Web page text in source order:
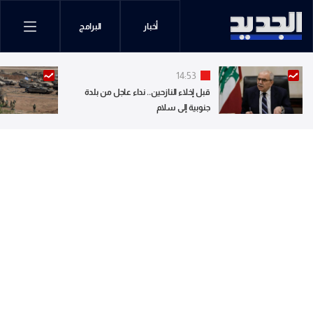
أخبار البرامج
14:53
قبل إخلاء النازحين.. نداء عاجل من بلدة
جنوبية إلى سلام